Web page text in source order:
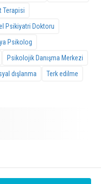
Terapisi
Psikiyatri Doktoru
Psikolog
Psikolojik Danışma Merkezi
dışlanma
Terk edilme